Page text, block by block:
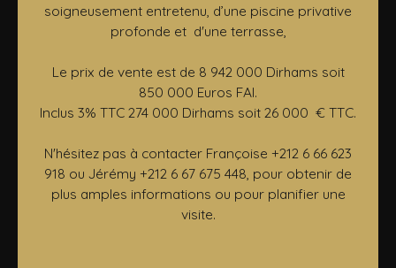
soigneusement entretenu, d’une piscine privative
profonde et d'une terrasse,
Le prix de vente est de 8 942 000 Dirhams soit
850 000 Euros FAI.
Inclus 3% TTC 274 000 Dirhams soit 26 000 € TTC.
N'hésitez pas à contacter Françoise +212 6 66 623
918 ou Jérémy +212 6 67 675 448, pour obtenir de
plus amples informations ou pour planifier une
visite.